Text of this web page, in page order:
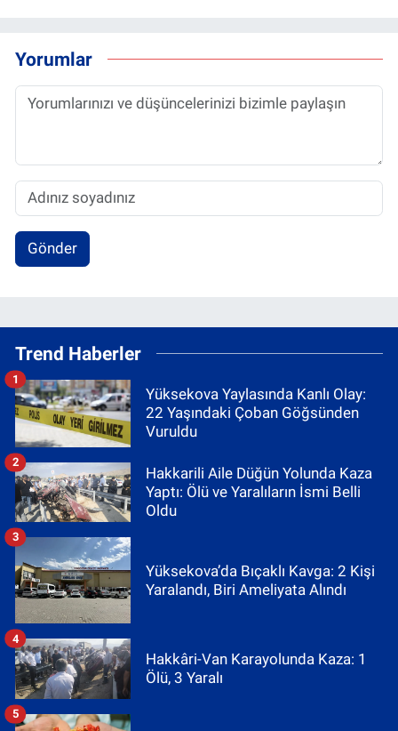
Yorumlar
Gönder
Trend Haberler
Yüksekova Yaylasında Kanlı Olay:
22 Yaşındaki Çoban Göğsünden
Vuruldu
1
Hakkarili Aile Düğün Yolunda Kaza
Yaptı: Ölü ve Yaralıların İsmi Belli
Oldu
2
Yüksekova’da Bıçaklı Kavga: 2 Kişi
Yaralandı, Biri Ameliyata Alındı
3
Hakkâri-Van Karayolunda Kaza: 1
Ölü, 3 Yaralı
4
5